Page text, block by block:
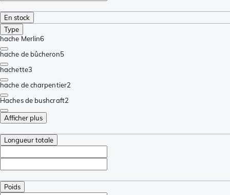
En stock
Type
hache Merlin6
hache de bûcheron5
hachette3
hache de charpentier2
Haches de bushcraft2
Afficher plus
Longueur totale
Poids